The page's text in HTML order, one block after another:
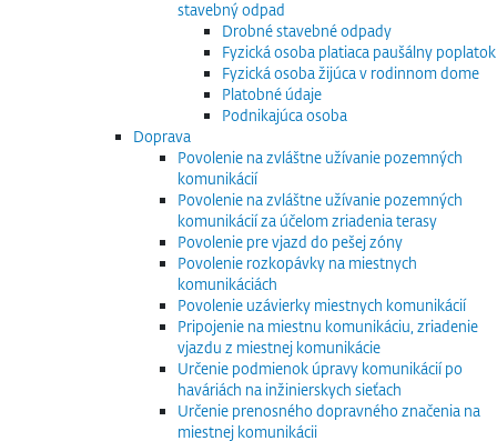
stavebný odpad
Drobné stavebné odpady
Fyzická osoba platiaca paušálny poplatok
Fyzická osoba žijúca v rodinnom dome
Platobné údaje
Podnikajúca osoba
Doprava
Povolenie na zvláštne užívanie pozemných
komunikácií
Povolenie na zvláštne užívanie pozemných
komunikácií za účelom zriadenia terasy
Povolenie pre vjazd do pešej zóny
Povolenie rozkopávky na miestnych
komunikáciách
Povolenie uzávierky miestnych komunikácií
Pripojenie na miestnu komunikáciu, zriadenie
vjazdu z miestnej komunikácie
Určenie podmienok úpravy komunikácií po
haváriách na inžinierskych sieťach
Určenie prenosného dopravného značenia na
miestnej komunikácii